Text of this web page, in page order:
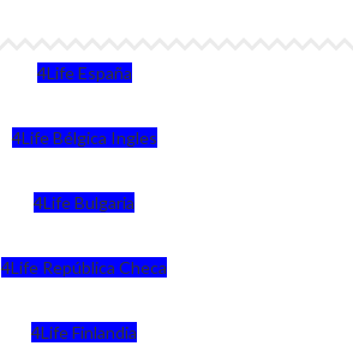
4Life España
4Life Bélgica Ingles
4Life Bulgaria
4Life República Checa
4Life Finlandia